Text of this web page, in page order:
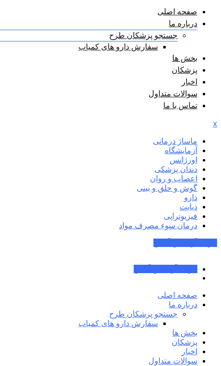
صفحه اصلی
درباره ما
جستجو پزشکان طرح
سفارش دارو های کمیاب
بخش ها
پزشکان
اخبار
سوالات متداول
تماس با ما
x
ماساژ درمانی
آزمایشگاه
اورژانس
دندان پزشکی
اعصاب و روان
گوش و حلق و بینی
دارو
دیابت
فیزیوتراپی
درمان سوء مصرف مواد
صفحه اصلی
درباره ما
جستجو پزشکان طرح
سفارش دارو های کمیاب
بخش ها
پزشکان
اخبار
سوالات متداول